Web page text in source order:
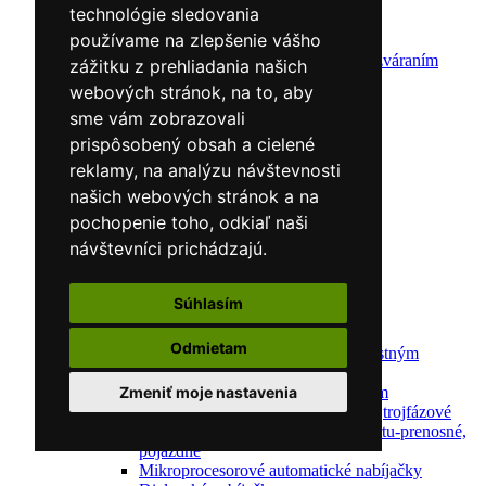
technológie sledovania
používame na zlepšenie vášho
zážitku z prehliadania našich
webových stránok, na to, aby
sme vám zobrazovali
prispôsobený obsah a cielené
reklamy, na analýzu návštevnosti
našich webových stránok a na
pochopenie toho, odkiaľ naši
návštevníci prichádzajú.
Súhlasím
Odmietam
Zmeniť moje nastavenia
CNC rezacie stroje
Elektródy
Ochrana pred zváraním
Predohrev / Žíhanie
Polohovacie systémy
Indukčný ohrev
Auto náradie a vybavenie servisov
Lakernícke stojany
Nabíjačky a testery
Navijaky
Navijaky ručné
Navijaky elektrické
Reťazové kladkostroje
Nástroje pre autookná
Nabíjačky/Štartéry
Automatické nabíjačky
Automatické nabíjačky s bezpečnostným
automatickým štartom
Nabíjačky/Štartéry s bezpečnostným
automatickým štartom-jednofázové,trojfázové
Dielenské nabíjačky s funkciou štartu-prenosné,
pojazdné
Mikroprocesorové automatické nabíjačky